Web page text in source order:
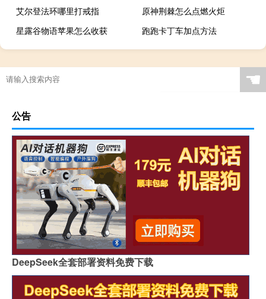
艾尔登法环哪里打戒指
原神荆棘怎么点燃火炬
星露谷物语苹果怎么收获
跑跑卡丁车加点方法
☚
公告
DeepSeek全套部署资料免费下载